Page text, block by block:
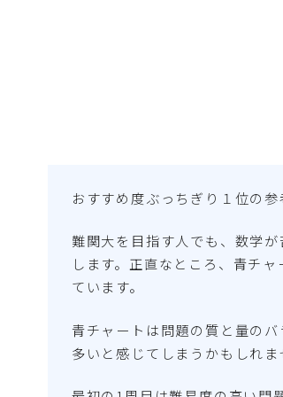
おすすめ度ぶっちぎり１位の参
難関大を目指す人でも、数学
します。正直なところ、青チ
ています。
青チャートは問題の質と量の
多いと感じてしまうかもしれま